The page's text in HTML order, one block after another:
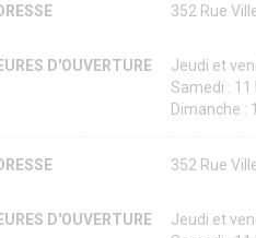
352 Rue
D'OUVERTURE
Jeudi et
Samedi : 11
Dimanche :
352 Rue
D'OUVERTURE
Jeudi et